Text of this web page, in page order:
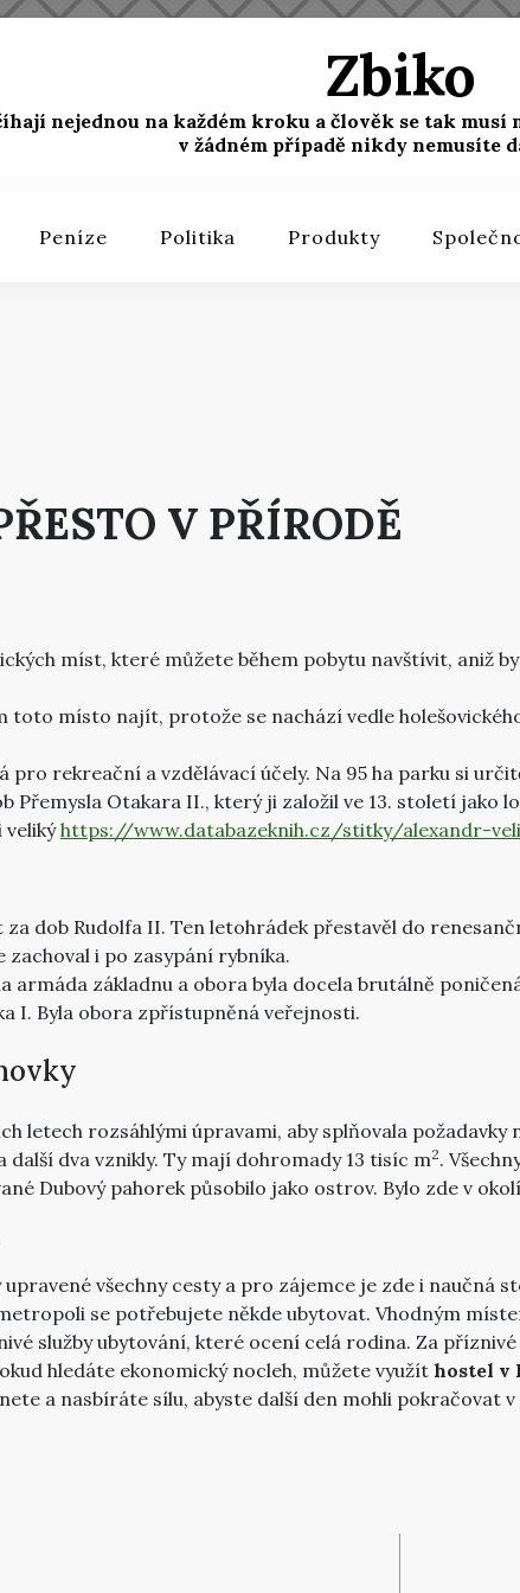
Zbiko
nejednou na každém kroku a člověk se tak musí
v žádném případě nikdy nemusíte
Peníze Politika Produkty
V PŘÍRODĚ
míst, které můžete během pobytu navštívit, aniž
toto místo najít, protože se nachází vedle
pro rekreační a vzdělávací účely. Na 95 ha parku si
Přemysla Otakara II., který ji založil ve 13. století jako
velikýhttps://www.databazeknih.cz/stitky/alexandr-
dob Rudolfa II. Ten letohrádek přestavěl do
zachoval i po zasypání rybníka.
armáda základnu a obora byla docela brutálně
I. Byla obora zpřístupněná veřejnosti.
letech rozsáhlými úpravami, aby splňovala
dva vznikly. Ty mají dohromady 13 tisíc m2.
Dubový pahorek působilo jako ostrov. Bylo zde v
všechny cesty a pro zájemce je zde i naučná
se potřebujete někde ubytovat. Vhodným
služby ubytování, které ocení celá rodina. Za
hledáte ekonomický nocleh, můžete využít hostel v
a nasbíráte sílu, abyste další den mohli pokračovat v